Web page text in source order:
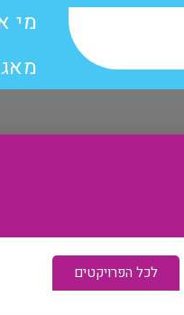
מי
לכל הפרויקטים